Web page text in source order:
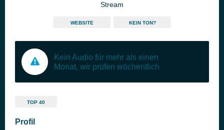
Stream
WEBSITE KEIN TON?
Kein Audio für mehr als einen
Monat, wir prüfen wöchentlich
TOP 40
Profil